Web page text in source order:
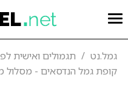
גמל.נט תגמולים ואישית
קופת גמל הנדסאים - מסלול